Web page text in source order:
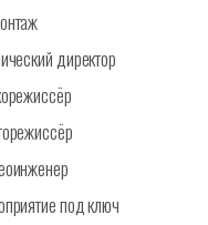
директор
под ключ